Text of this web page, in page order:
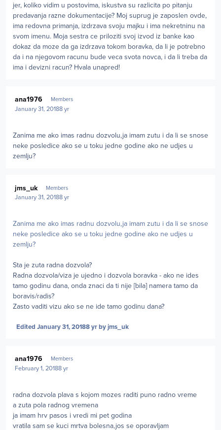
jer, koliko vidim u postovima, iskustva su razlicita po pitanju
predavanja razne dokumentacije? Moj suprug je zaposlen ovde,
ima redovna primanja, izdrzava svoju majku i ima nekretninu na
svom imenu. Moja sestra ce priloziti svoj izvod iz banke kao
dokaz da moze da ga izdrzava tokom boravka, da li je potrebno
da i na njegovom racunu bude veca svota novca, i da li treba da
ima i devizni racun? Hvala unapred!
ana1976 Members
January 31, 20188 yr
Zanima me ako imas radnu dozvolu,ja imam zutu i da li se snose
neke posledice ako se u toku jedne godine ako ne udjes u
zemlju?
jms_uk Members
January 31, 20188 yr
Zanima me ako imas radnu dozvolu,ja imam zutu i da li se snose
neke posledice ako se u toku jedne godine ako ne udjes u
zemlju?
Sta je zuta radna dozvola?
Radna dozvola/viza je ujedno i dozvola boravka - ako ne ides
tamo godinu dana, onda znaci da ti nije [bila] namera tamo da
boravis/radis?
Zasto vaditi vizu ako se ne ide tamo godinu dana?
Edited January 31, 20188 yrby jms_uk
ana1976 Members
February 1, 20188 yr
radna dozvola plava s kojom mozes raditi puno radno vreme
a zuta pola radnog vremena
ja imam hrv pasos i vredi mi pet godina
vratila sam se kuci mrtva bolesna,jos se oporavljam